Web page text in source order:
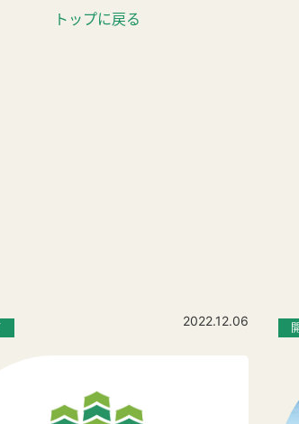
トップに戻る
2022.12.06